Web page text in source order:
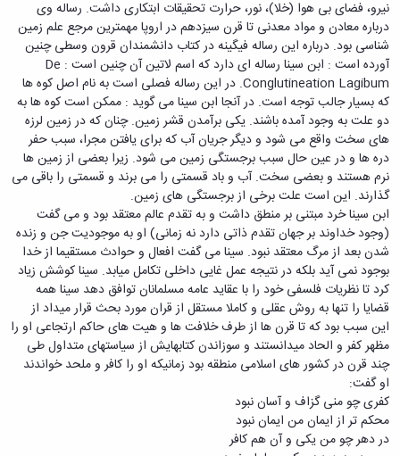
کتب
مجلات
علمی
فصلنامه
معاونت
پژوهش
و
فناوری
نیرو، فضای بی هوا (خلا)، نور، حرارت تحقیقات ابتکاری داشت. رساله وی
درباره معادن و مواد معدنی تا قرن سیزدهم در اروپا مهمترین مرجع علم زمین
شناسی بود. درباره این رساله فیگینه در کتاب دانشمندان قرون وسطی چنین
آورده است : ابن سینا رساله ای دارد که اسم لاتین آن چنین است : De
Conglutineation Lagibum. در این رساله فصلی است به نام اصل کوه ها
که بسیار جالب توجه است. در آنجا ابن سینا می گوید : ممکن است کوه ها به
دو علت به وجود آمده باشند. یکی برآمدن قشر زمین. چنان که در زمین لرزه
های سخت واقع می شود و دیگر جریان آب که برای یافتن مجرا، سبب حفر
دره ها و در عین حال سبب برجستگی زمین می شود. زیرا بعضی از زمین ها
نرم هستند و بعضی سخت. آب و باد قسمتی را می برند و قسمتی را باقی می
گذارند. این است علت برخی از برجستگی های زمین.
ابن سینا خرد مبتنی بر منطق داشت و به تقدم عالم معتقد بود و می گفت
(وجود خداوند بر جهان تقدم ذاتی دارد نه زمانی) او به موجودیت جن و زنده
شدن بعد از مرگ معتقد نبود. سینا می گفت افعال و حوادث مستقیما از خدا
بوجود نمی آید بلکه در نتیجه عمل غایی داخلی تکامل میابد. سینا کوشش زیاد
کرد تا نظریات فلسفی خود را با عقاید عامه مسلمانان توافق دهد سینا همه
قضایا را تنها به روش عقلی و کاملا مستقل از قران مورد بحث قرار میداد از
این سبب بود که تا قرن ها از طرف خلافت ها و هیت های حاکم ارتجاعی او را
مظهر کفر و الحاد میدانستند و سوزاندن کتابهایش از سیاستهای متداول طی
چند قرن در کشور های اسلامی منطقه بود زمانیکه او را کافر و ملحد خواندند
او گفت:
کفری چو منی گزاف و آسان نبود
محکم تر از ایمان من ایمان نبود
در دهر چو من یکی و آن هم کافر